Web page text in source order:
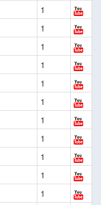
1
1
1
1
1
1
1
1
1
1
1